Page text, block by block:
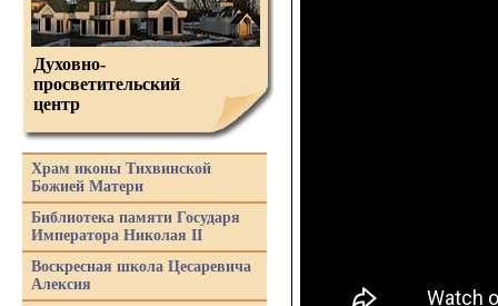
Духовно-
просветительский
центр
Храм иконы Тихвинской
Божией Матери
Библиотека памяти Государя
Императора Николая II
Воскресная школа Цесаревича
Алексия